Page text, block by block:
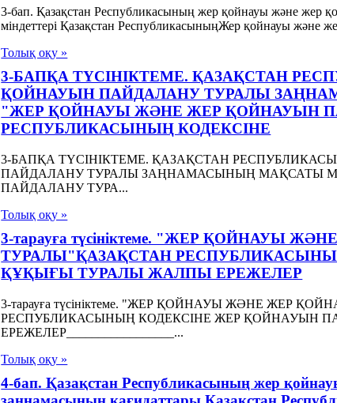
3-бап. Қазақстан Республикасының жер қойнауы және жер
міндеттері Қазақстан РеспубликасыныңЖер қойнауы және
Толық оқу »
3-БАПҚА ТҮСІНІКТЕМЕ. ҚАЗАҚСТАН
ҚОЙНАУЫН ПАЙДАЛАНУ ТУРАЛЫ
"ЖЕР ҚОЙНАУЫ ЖӘНЕ ЖЕР ҚОЙНАУЫН
РЕСПУБЛИКАСЫНЫҢ КОДЕКСІНЕ
3-БАПҚА ТҮСІНІКТЕМЕ. ҚАЗАҚСТАН
ПАЙДАЛАНУ ТУРАЛЫ ЗАҢНАМАСЫНЫҢ МАҚСАТЫ
ПАЙДАЛАНУ ТУРА...
Толық оқу »
3-тарауға түсініктеме. "ЖЕР ҚОЙНАУЫ
ТУРАЛЫ"ҚАЗАҚСТАН
ҚҰҚЫҒЫ ТУРАЛЫ ЖАЛПЫ ЕРЕЖЕЛЕР
3-тарауға түсініктеме. "ЖЕР ҚОЙНАУЫ ЖӘНЕ ЖЕР
РЕСПУБЛИКАСЫНЫҢ КОДЕКСІНЕ ЖЕР ҚОЙНАУЫН
ЕРЕЖЕЛЕР_________________...
Толық оқу »
4-бап. Қазақстан Республикасының жер